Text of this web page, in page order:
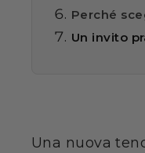
Perché
Un invito
Una nuova